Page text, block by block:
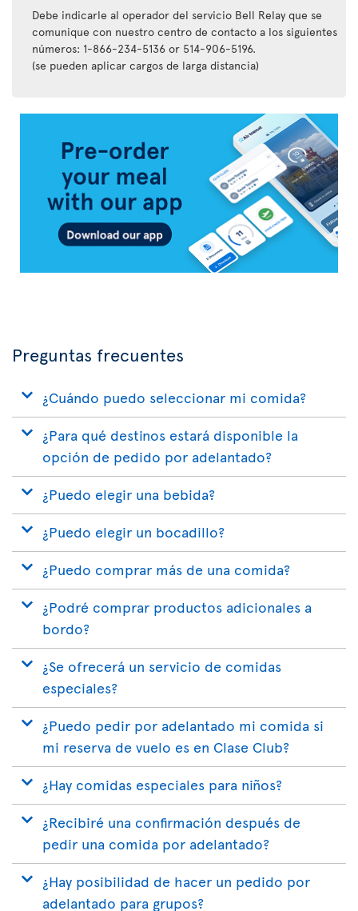
Debe indicarle al operador del servicio Bell Relay que se
comunique con nuestro centro de contacto a los siguientes
números: 1-866-234-5136 or 514-906-5196.
(se pueden aplicar cargos de larga distancia)
Transat
Preguntas frecuentes
¿Cuándo puedo seleccionar mi comida?
¿Para qué destinos estará disponible la
opción de pedido por adelantado?
¿Puedo elegir una bebida?
¿Puedo elegir un bocadillo?
¿Puedo comprar más de una comida?
¿Podré comprar productos adicionales a
bordo?
¿Se ofrecerá un servicio de comidas
especiales?
¿Puedo pedir por adelantado mi comida si
mi reserva de vuelo es en Clase Club?
¿Hay comidas especiales para niños?
¿Recibiré una confirmación después de
pedir una comida por adelantado?
¿Hay posibilidad de hacer un pedido por
adelantado para grupos?